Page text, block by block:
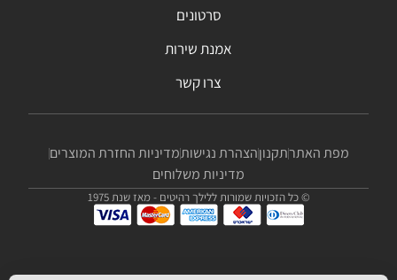
סרטונים
אמנת שירות
צרו קשר
מפת האתרתקנוןהצהרת נגישותמדיניות החזרת המוצרים
מדיניות משלוחים
© כל הזכויות שמורות ללילך רהיטים - מאז שנת 1975